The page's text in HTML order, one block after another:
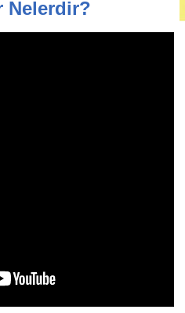
Nelerdir?